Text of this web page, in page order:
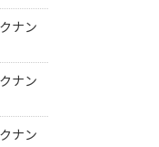
ナン
ナン
ナン